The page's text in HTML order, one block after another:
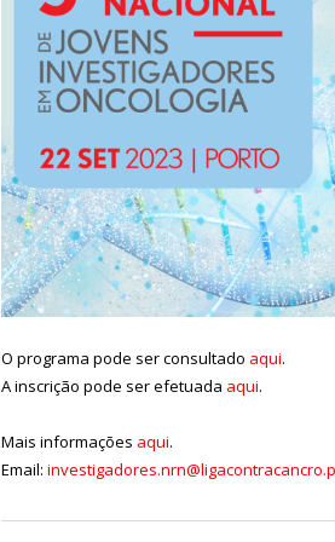
O programa pode ser consultado aqui.
A inscrição pode ser efetuada aqui.
Mais informações aqui.
Email: